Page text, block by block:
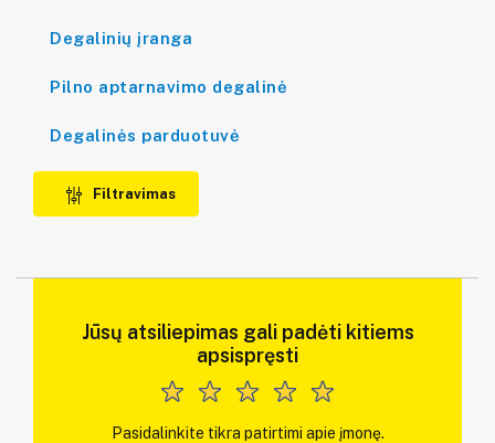
Degalinių įranga
Pilno aptarnavimo degalinė
Degalinės parduotuvė
Filtravimas
Jūsų atsiliepimas gali padėti kitiems
apsispręsti
Pasidalinkite tikra patirtimi apie įmonę.